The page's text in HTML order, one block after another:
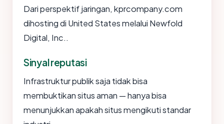
Dari perspektif jaringan, kprcompany.com
dihosting di United States melalui Newfold
Digital, Inc..
Sinyal reputasi
Infrastruktur publik saja tidak bisa
membuktikan situs aman — hanya bisa
menunjukkan apakah situs mengikuti standar